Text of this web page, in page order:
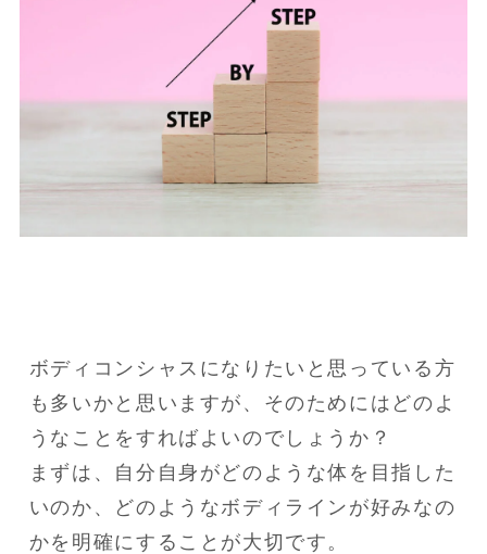
ボディコンシャスになりたいと思っている方
も多いかと思いますが、そのためにはどのよ
うなことをすればよいのでしょうか？
まずは、自分自身がどのような体を目指した
いのか、どのようなボディラインが好みなの
かを明確にすることが大切です。